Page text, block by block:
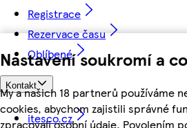
Nastavení soukromí a
My a našich 18 partnerů používáme
cookies, abychom zajistili správné
zpracovali osobní údaje. Povolením
Registrace
Rezervace času
Oblíbené
Kontakt
itesco.cz